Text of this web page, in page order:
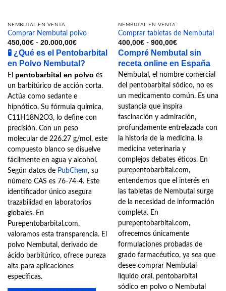
de
producto
NEMBUTAL EN VENTA
Comprar Nembutal polvo
450,00€ - 20.000,00€Rango
de
precios:
desde
450,00€
hasta
20.000,00€
🧪 ¿Qué es el Pentobarbital
en Polvo Nembutal?
El pentobarbital en polvo es
un barbitúrico de acción corta.
Actúa como sedante e
hipnótico. Su fórmula química,
C11H18N2O3, lo define con
precisión. Con un peso
molecular de 226.27 g/mol, este
compuesto blanco se disuelve
fácilmente en agua y alcohol.
Según datos de PubChem, su
número CAS es 76-74-4. Este
identificador único asegura
trazabilidad en laboratorios
globales. En
Purepentobarbital.com,
valoramos esta transparencia. El
polvo Nembutal, derivado de
ácido barbitúrico, ofrece pureza
alta para aplicaciones
específicas.
NEMBUTAL EN VENTA
Comprar tabletas de Nembutal
400,00€ - 900,00€Rango
de
precios:
desde
400,00€
hasta
900,00€
Compré Nembutal sin
receta online en España
Nembutal, el nombre comercial
del pentobarbital sódico, no es
un medicamento común. Es una
sustancia que inspira
fascinación y admiración,
profundamente entrelazada con
la historia de la medicina, la
medicina veterinaria y
complejos debates éticos. En
purepentobarbital.com,
entendemos que el interés en
las tabletas de Nembutal surge
de la necesidad de información
completa. En
purepentobarbital.com,
ofrecemos únicamente
formulaciones probadas de
grado farmacéutico, ya sea que
desee comprar Nembutal
líquido oral, pentobarbital
sódico en polvo o Nembutal